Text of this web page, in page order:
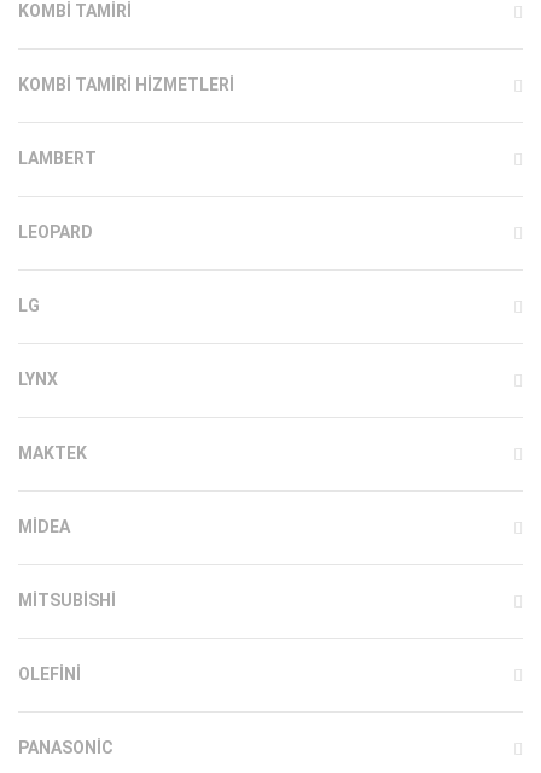
KOMBI TAMIRI
KOMBI TAMIRI HIZMETLERI
LAMBERT
LEOPARD
LG
LYNX
MAKTEK
MIDEA
MITSUBISHI
OLEFINI
PANASONIC